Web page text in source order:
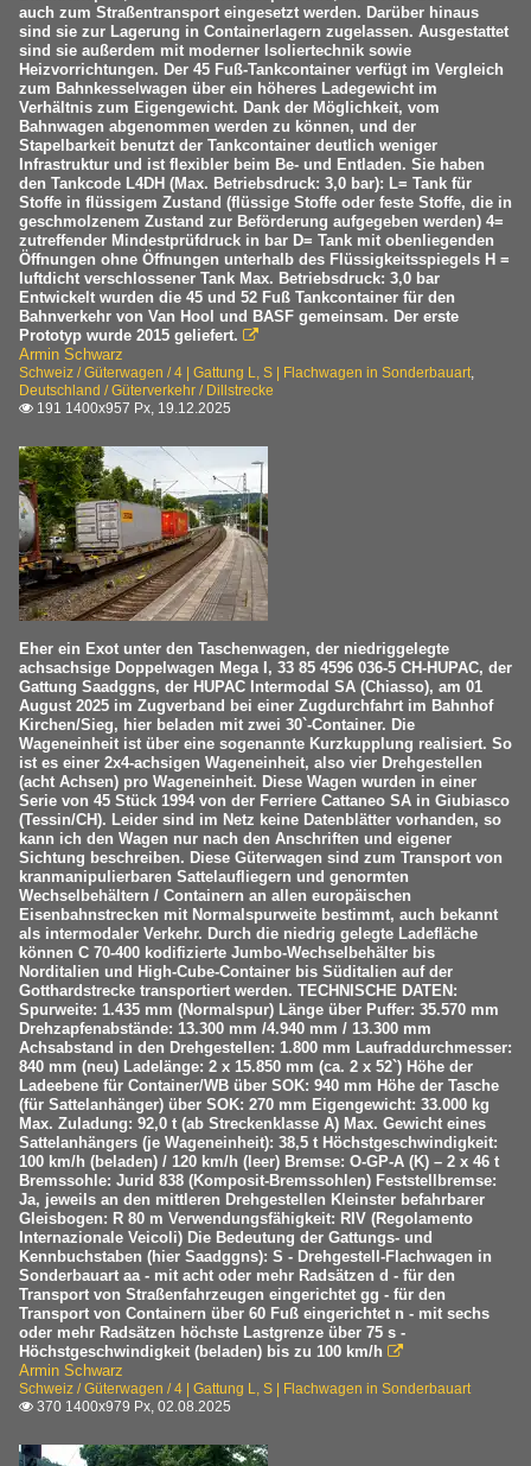
auch zum Straßentransport eingesetzt werden. Darüber hinaus
sind sie zur Lagerung in Containerlagern zugelassen. Ausgestattet
sind sie außerdem mit moderner Isoliertechnik sowie
Heizvorrichtungen. Der 45 Fuß-Tankcontainer verfügt im Vergleich
zum Bahnkesselwagen über ein höheres Ladegewicht im
Verhältnis zum Eigengewicht. Dank der Möglichkeit, vom
Bahnwagen abgenommen werden zu können, und der
Stapelbarkeit benutzt der Tankcontainer deutlich weniger
Infrastruktur und ist flexibler beim Be- und Entladen. Sie haben
den Tankcode L4DH (Max. Betriebsdruck: 3,0 bar): L= Tank für
Stoffe in flüssigem Zustand (flüssige Stoffe oder feste Stoffe, die in
geschmolzenem Zustand zur Beförderung aufgegeben werden) 4=
zutreffender Mindestprüfdruck in bar D= Tank mit obenliegenden
Öffnungen ohne Öffnungen unterhalb des Flüssigkeitsspiegels H =
luftdicht verschlossener Tank Max. Betriebsdruck: 3,0 bar
Entwickelt wurden die 45 und 52 Fuß Tankcontainer für den
Bahnverkehr von Van Hool und BASF gemeinsam. Der erste
Prototyp wurde 2015 geliefert. 
Armin Schwarz
Schweiz / Güterwagen / 4 | Gattung L, S | Flachwagen in Sonderbauart
Deutschland / Güterverkehr / Dillstrecke
 191 1400x957 Px, 19.12.2025
Eher ein Exot unter den Taschenwagen, der niedriggelegte
achsachsige Doppelwagen Mega I, 33 85 4596 036-5 CH-HUPAC, der
Gattung Saadggns, der HUPAC Intermodal SA (Chiasso), am 01
August 2025 im Zugverband bei einer Zugdurchfahrt im Bahnhof
Kirchen/Sieg, hier beladen mit zwei 30`-Container. Die
Wageneinheit ist über eine sogenannte Kurzkupplung realisiert. So
ist es einer 2x4-achsigen Wageneinheit, also vier Drehgestellen
(acht Achsen) pro Wageneinheit. Diese Wagen wurden in einer
Serie von 45 Stück 1994 von der Ferriere Cattaneo SA in Giubiasco
(Tessin/CH). Leider sind im Netz keine Datenblätter vorhanden, so
kann ich den Wagen nur nach den Anschriften und eigener
Sichtung beschreiben. Diese Güterwagen sind zum Transport von
kranmanipulierbaren Sattelaufliegern und genormten
Wechselbehältern / Containern an allen europäischen
Eisenbahnstrecken mit Normalspurweite bestimmt, auch bekannt
als intermodaler Verkehr. Durch die niedrig gelegte Ladefläche
können C 70-400 kodifizierte Jumbo-Wechselbehälter bis
Norditalien und High-Cube-Container bis Süditalien auf der
Gotthardstrecke transportiert werden. TECHNISCHE DATEN:
Spurweite: 1.435 mm (Normalspur) Länge über Puffer: 35.570 mm
Drehzapfenabstände: 13.300 mm /4.940 mm / 13.300 mm
Achsabstand in den Drehgestellen: 1.800 mm Laufraddurchmesser:
840 mm (neu) Ladelänge: 2 x 15.850 mm (ca. 2 x 52`) Höhe der
Ladeebene für Container/WB über SOK: 940 mm Höhe der Tasche
(für Sattelanhänger) über SOK: 270 mm Eigengewicht: 33.000 kg
Max. Zuladung: 92,0 t (ab Streckenklasse A) Max. Gewicht eines
Sattelanhängers (je Wageneinheit): 38,5 t Höchstgeschwindigkeit:
100 km/h (beladen) / 120 km/h (leer) Bremse: O-GP-A (K) – 2 x 46 t
Bremssohle: Jurid 838 (Komposit-Bremssohlen) Feststellbremse:
Ja, jeweils an den mittleren Drehgestellen Kleinster befahrbarer
Gleisbogen: R 80 m Verwendungsfähigkeit: RIV (Regolamento
Internazionale Veicoli) Die Bedeutung der Gattungs- und
Kennbuchstaben (hier Saadggns): S - Drehgestell-Flachwagen in
Sonderbauart aa - mit acht oder mehr Radsätzen d - für den
Transport von Straßenfahrzeugen eingerichtet gg - für den
Transport von Containern über 60 Fuß eingerichtet n - mit sechs
oder mehr Radsätzen höchste Lastgrenze über 75 s -
Höchstgeschwindigkeit (beladen) bis zu 100 km/h 
Armin Schwarz
Schweiz / Güterwagen / 4 | Gattung L, S | Flachwagen in Sonderbauart
 370 1400x979 Px, 02.08.2025